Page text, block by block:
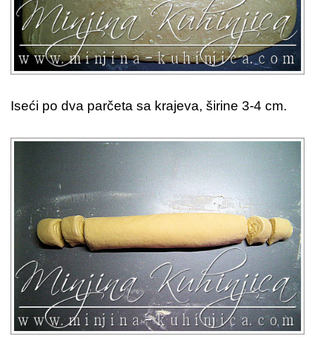
Iseći po dva parčeta sa krajeva, širine 3-4 cm.